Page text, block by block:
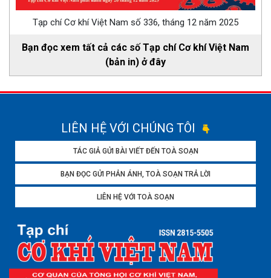
Tạp chí Cơ khí Việt Nam số 336, tháng 12 năm 2025
Bạn đọc xem tất cả các số Tạp chí Cơ khí Việt Nam
(bản in) ở đây
LIÊN HỆ VỚI CHÚNG TÔI
TÁC GIẢ GỬI BÀI VIẾT ĐẾN TOÀ SOẠN
BẠN ĐỌC GỬI PHẢN ÁNH, TOÀ SOẠN TRẢ LỜI
LIÊN HỆ VỚI TOÀ SOẠN